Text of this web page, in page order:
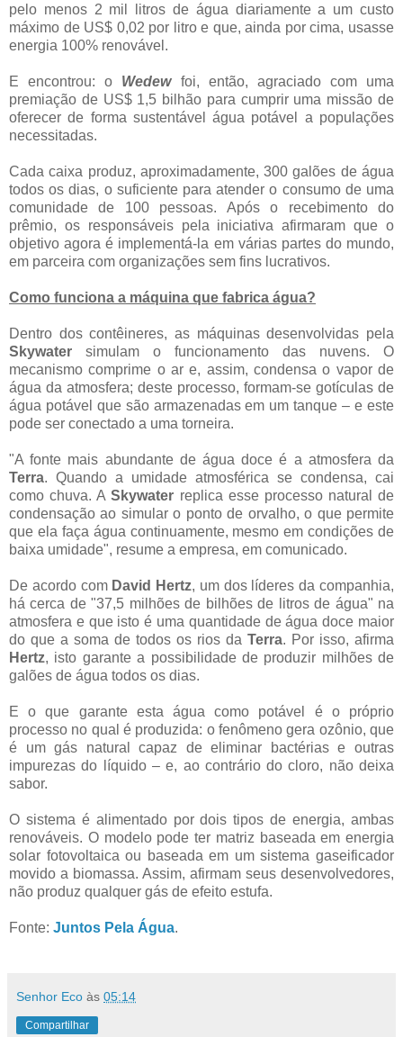
pelo menos 2 mil litros de água diariamente a um custo
máximo de US$ 0,02 por litro e que, ainda por cima, usasse
energia 100% renovável.
E encontrou: o Wedewfoi, então, agraciado com uma
premiação de US$ 1,5 bilhão para cumprir uma missão de
oferecer de forma sustentável água potável a populações
necessitadas.
Cada caixa produz, aproximadamente, 300 galões de água
todos os dias, o suficiente para atender o consumo de uma
comunidade de 100 pessoas. Após o recebimento do
prêmio, os responsáveis pela iniciativa afirmaram que o
objetivo agora é implementá-la em várias partes do mundo,
em parceira com organizações sem fins lucrativos.
Como funciona a máquina que fabrica água?
Dentro dos contêineres, as máquinas desenvolvidas pela
Skywater simulam o funcionamento das nuvens. O
mecanismo comprime o ar e, assim, condensa o vapor de
água da atmosfera; deste processo, formam-se gotículas de
água potável que são armazenadas em um tanque – e este
pode ser conectado a uma torneira.
"A fonte mais abundante de água doce é a atmosfera da
Terra. Quando a umidade atmosférica se condensa, cai
como chuva. ASkywater replica esse processo natural de
condensação ao simular o ponto de orvalho, o que permite
que ela faça água continuamente, mesmo em condições de
baixa umidade", resume a empresa, em comunicado.
De acordo com David Hertz, um dos líderes da companhia,
há cerca de "37,5 milhões de bilhões de litros de água" na
atmosfera e que isto é uma quantidade de água doce maior
do que a soma de todos os rios da Terra. Por isso, afirma
Hertz, isto garante a possibilidade de produzir milhões de
galões de água todos os dias.
E o que garante esta água como potável é o próprio
processo no qual é produzida: o fenômeno gera ozônio, que
é um gás natural capaz de eliminar bactérias e outras
impurezas do líquido – e, ao contrário do cloro, não deixa
sabor.
O sistema é alimentado por dois tipos de energia, ambas
renováveis. O modelo pode ter matriz baseada em energia
solar fotovoltaica ou baseada em um sistema gaseificador
movido a biomassa. Assim, afirmam seus desenvolvedores,
não produz qualquer gás de efeito estufa.
Fonte: Juntos Pela Água.
Senhor Eco às 05:14
Compartilhar